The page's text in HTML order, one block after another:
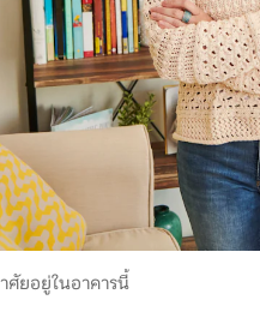
ศัยอยู่ในอาคารนี้